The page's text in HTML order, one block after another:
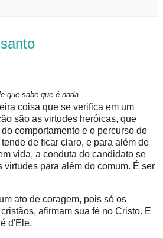
que sabe que é nada
coisa que se verifica em um
são as virtudes heróicas, que
comportamento e o percurso do
de ficar claro, e para além de
vida, a conduta do candidato se
virtudes para além do comum. É ser
ato de coragem, pois só os
afirmam sua fé no Cristo. E
d'Ele.